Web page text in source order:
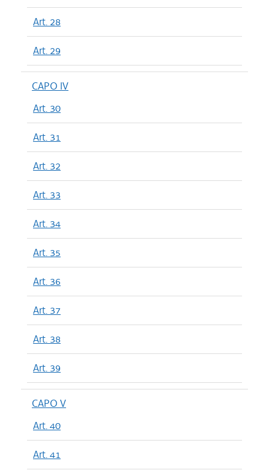
Art. 28
Art. 29
CAPO IV
Art. 30
Art. 31
Art. 32
Art. 33
Art. 34
Art. 35
Art. 36
Art. 37
Art. 38
Art. 39
CAPO V
Art. 40
Art. 41